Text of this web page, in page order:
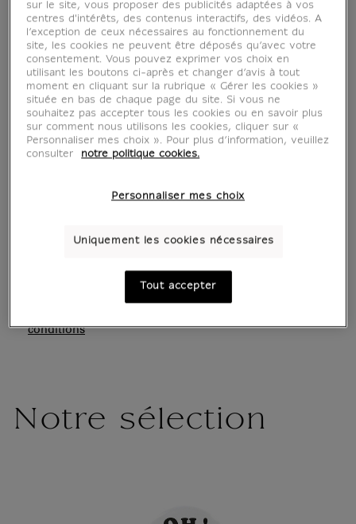
CU500645
Craquez pour ce badge pensé pour les
passionnés du Louvre !
Caractéristiques
fermée
sous 1 à 2 jours ouvrés selon le mode de
conditions
Notre sélection
sur le site, vous proposer des publicités adaptées à vos
centres d'intérêts, des contenus interactifs, des vidéos. A
l’exception de ceux nécessaires au fonctionnement du
site, les cookies ne peuvent être déposés qu’avec votre
consentement. Vous pouvez exprimer vos choix en
utilisant les boutons ci-après et changer d’avis à tout
moment en cliquant sur la rubrique « Gérer les cookies »
située en bas de chaque page du site. Si vous ne
souhaitez pas accepter tous les cookies ou en savoir plus
sur comment nous utilisons les cookies, cliquer sur «
Personnaliser mes choix ». Pour plus d’information, veuillez
consulter
notre politique cookies.
Personnaliser mes choix
Uniquement les cookies nécessaires
Tout accepter